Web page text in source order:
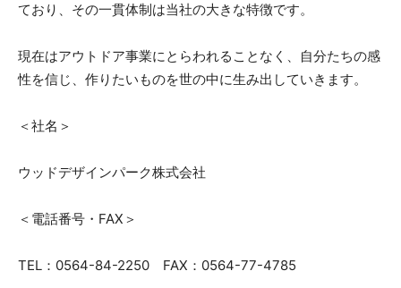
ており、その一貫体制は当社の大きな特徴です。
現在はアウトドア事業にとらわれることなく、自分たちの感
性を信じ、作りたいものを世の中に生み出していきます。
＜社名＞
ウッドデザインパーク株式会社
＜電話番号・FAX＞
TEL：0564-84-2250 FAX：0564-77-4785